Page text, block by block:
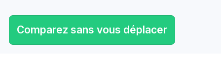
Comparez sans vous déplacer